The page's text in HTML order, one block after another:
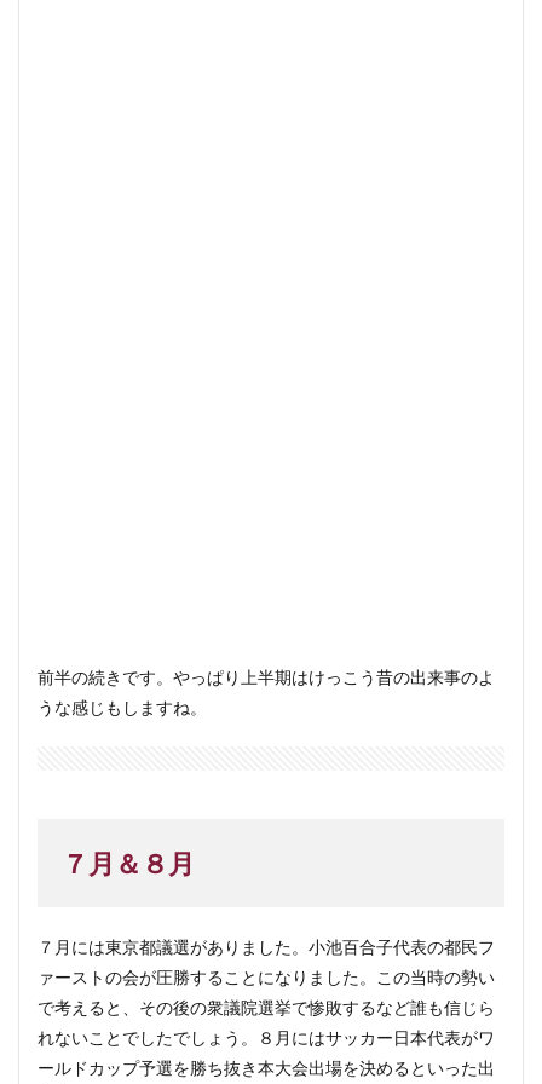
前半の続きです。やっぱり上半期はけっこう昔の出来事のよ
うな感じもしますね。
７月＆８月
７月には東京都議選がありました。小池百合子代表の都民フ
ァーストの会が圧勝することになりました。この当時の勢い
で考えると、その後の衆議院選挙で惨敗するなど誰も信じら
れないことでしたでしょう。８月にはサッカー日本代表がワ
ールドカップ予選を勝ち抜き本大会出場を決めるといった出